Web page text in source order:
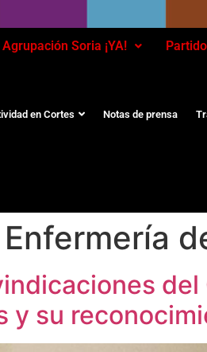
Agrupación Soria ¡YA!
en Cortes Notas de prensa
y su